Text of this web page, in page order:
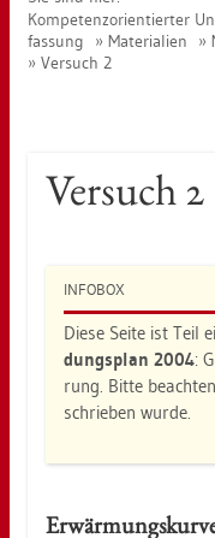
Kom­pe­tenz­ori­en­tier­ter
fas­sung
Ma­te­ria­li­en
Ver­such 2
Ver­such 2
IN­FO­BOX
Diese Seite ist Teil
dungs­plan 2004:
rung. Bitte
schrie­ben wurde.